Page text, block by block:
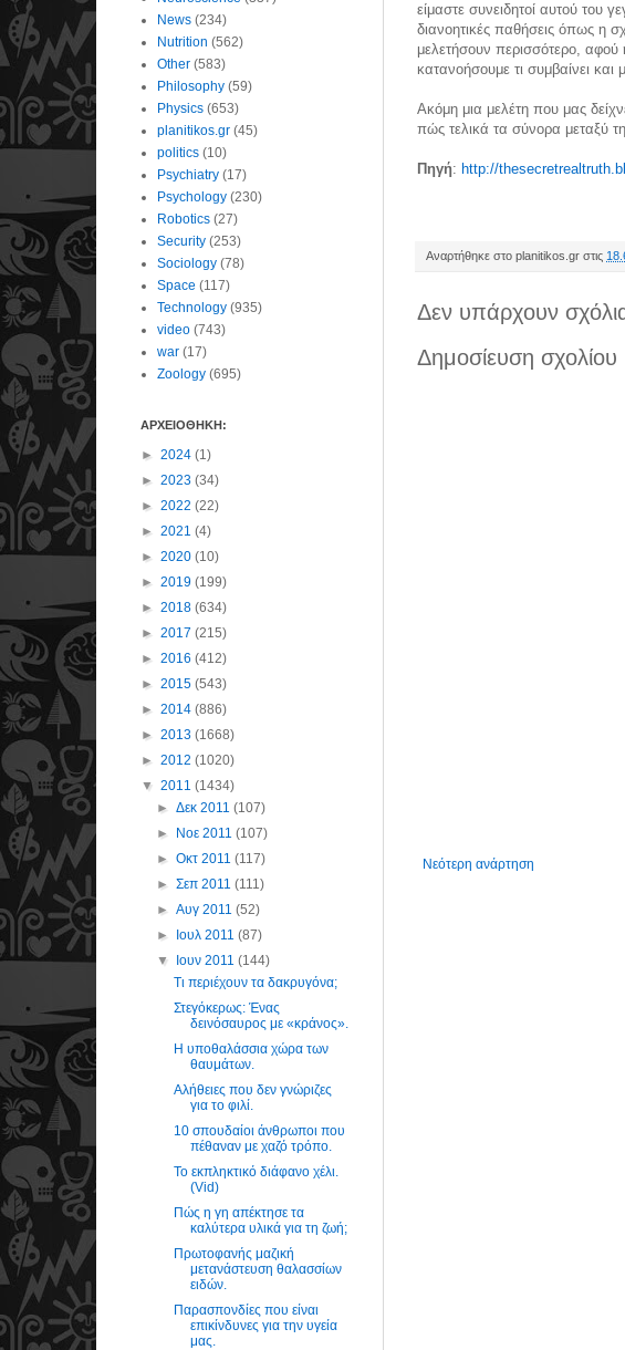
είμαστε συνειδητοί αυτού του
διανοητικές παθήσεις όπως η
μελετήσουν περισσότερο, αφού
κατανοήσουμε τι συμβαίνει και
Ακόμη μια μελέτη που μας
πώς τελικά τα σύνορα μεταξύ
Πηγή: http://
Αναρτήθηκε στο planitikos.gr στις
Δεν υπάρχουν
Δημοσίευση σχολίου
Νεότερη ανάρτηση
News (234)
Nutrition (562)
Other (583)
Philosophy (59)
Physics (653)
planitikos.gr (45)
politics (10)
Psychiatry (17)
Psychology (230)
Robotics (27)
Security (253)
Sociology (78)
Space (117)
Technology (935)
video (743)
war (17)
Zoology (695)
ΑΡΧΕΙΟΘΗΚΗ:
► 2024 (1)
► 2023 (34)
► 2022 (22)
► 2021 (4)
► 2020 (10)
► 2019 (199)
► 2018 (634)
► 2017 (215)
► 2016 (412)
► 2015 (543)
► 2014 (886)
► 2013 (1668)
► 2012 (1020)
▼ 2011 (1434)
►Δεκ 2011(107)
► Νοε 2011(107)
►Οκτ 2011(117)
►Σεπ 2011(111)
►Αυγ 2011(52)
► Ιουλ 2011(87)
▼ Ιουν 2011(144)
Τι περιέχουν τα δακρυγόνα;
Στεγόκερως: Ένας
δεινόσαυρος με «κράνος».
Η υποθαλάσσια χώρα των
θαυμάτων.
Αλήθειες που δεν γνώριζες
για το φιλί.
10 σπουδαίοι άνθρωποι που
πέθαναν με χαζό τρόπο.
Το εκπληκτικό διάφανο χέλι.
(Vid)
Πώς η γη απέκτησε τα
καλύτερα υλικά για τη ζωή;
Πρωτοφανής μαζική
μετανάστευση θαλασσίων
ειδών.
Παρασπονδίες που είναι
επικίνδυνες για την υγεία
μας.